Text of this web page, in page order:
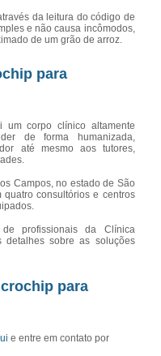
da leitura do código de
e não causa incômodos,
de um grão de arroz.
para
um corpo clínico altamente
de forma humanizada,
até mesmo aos tutores,
Campos, no estado de São
consultórios e centros
profissionais da Clínica
detalhes sobre as soluções
para
e entre em contato por